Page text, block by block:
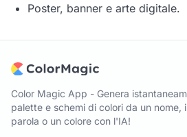
Poster, banner e arte digitale.
Color Magic App - Genera
palette e schemi di colori da un nome,
parola o un colore con l'IA!